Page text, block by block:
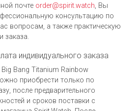
почте order@spirit.watch, Вы
консультацию по
вопросам, а также практическую
заказа.
индивидуального заказа
Bang Titanium Rainbow
приобрести только по
после предварительного
и сроков поставки с